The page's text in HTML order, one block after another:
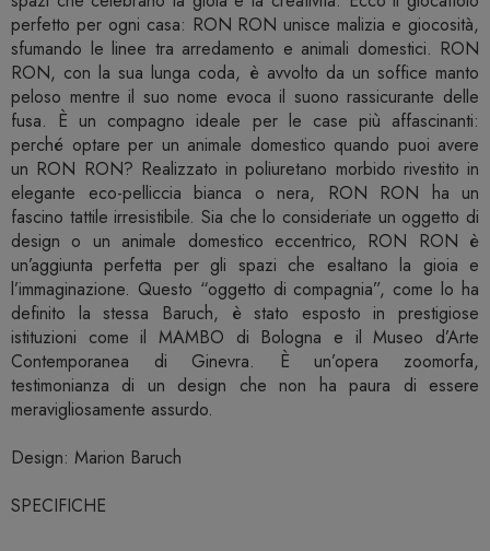
perfetto per ogni casa: RON RON unisce malizia e giocosità,
sfumando le linee tra arredamento e animali domestici. RON
RON, con la sua lunga coda, è avvolto da un soffice manto
peloso mentre il suo nome evoca il suono rassicurante delle
fusa. È un compagno ideale per le case più affascinanti:
perché optare per un animale domestico quando puoi avere
un RON RON? Realizzato in poliuretano morbido rivestito in
elegante eco-pelliccia bianca o nera, RON RON ha un
fascino tattile irresistibile. Sia che lo consideriate un oggetto di
design o un animale domestico eccentrico, RON RON è
un’aggiunta perfetta per gli spazi che esaltano la gioia e
l’immaginazione. Questo “oggetto di compagnia”, come lo ha
definito la stessa Baruch, è stato esposto in prestigiose
istituzioni come il MAMBO di Bologna e il Museo d’Arte
Contemporanea di Ginevra. È un’opera zoomorfa,
testimonianza di un design che non ha paura di essere
meravigliosamente assurdo.
Design: Marion Baruch
SPECIFICHE